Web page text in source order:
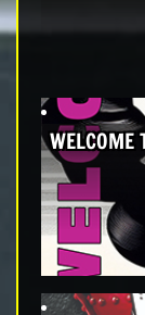
WELCOME